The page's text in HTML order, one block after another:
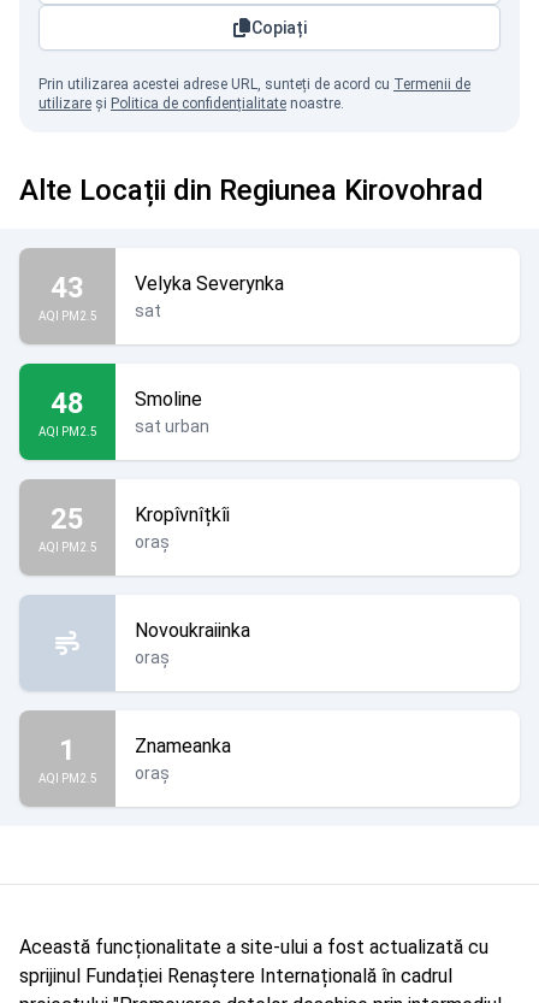
Copiați
Prin utilizarea acestei adrese URL, sunteți de acord cu Termenii de
utilizare și Politica de confidențialitate noastre.
Alte Locații din Regiunea Kirovohrad
43
AQI PM2.5
Velyka Severynka
sat
48
AQI PM2.5
Smoline
sat urban
25
AQI PM2.5
Kropîvnîțkîi
oraș
Novoukraiinka
oraș
1
AQI PM2.5
Znameanka
oraș
Această funcționalitate a site-ului a fost actualizată cu
sprijinul Fundației Renaștere Internațională în cadrul